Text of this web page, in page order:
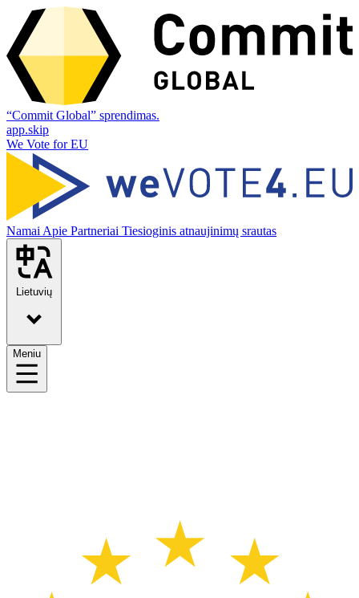
“Commit Global” sprendimas.
app.skip
We Vote for EU
Namai Apie Partneriai Tiesioginis atnaujinimų srautas
Lietuvių
Meniu